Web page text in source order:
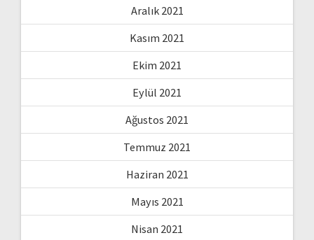
Aralık 2021
Kasım 2021
Ekim 2021
Eylül 2021
Ağustos 2021
Temmuz 2021
Haziran 2021
Mayıs 2021
Nisan 2021